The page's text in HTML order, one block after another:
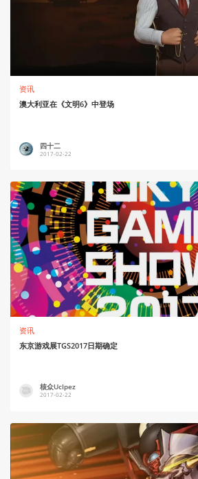
资讯
澳大利亚在《文明6》中登场
四十二
2017-02-22
资讯
东京游戏展TGS2017日期确定
核众UcIpez
2017-02-22